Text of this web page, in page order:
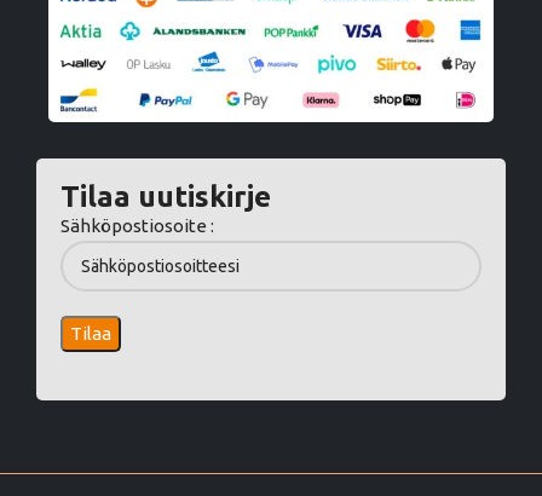
Tilaa uutiskirje
Sähköpostiosoite :